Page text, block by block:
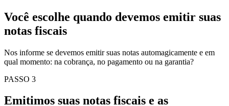
Você escolhe quando devemos emitir suas
notas fiscais
Nos informe se devemos emitir suas notas automagicamente e em
qual momento: na cobrança, no pagamento ou na garantia?
PASSO 3
Emitimos suas notas fiscais e as